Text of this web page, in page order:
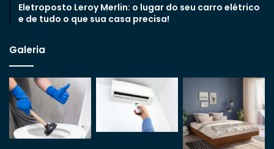
Eletroposto Leroy Merlin: o lugar do seu carro elétrico
e de tudo o que sua casa precisa!
Galeria